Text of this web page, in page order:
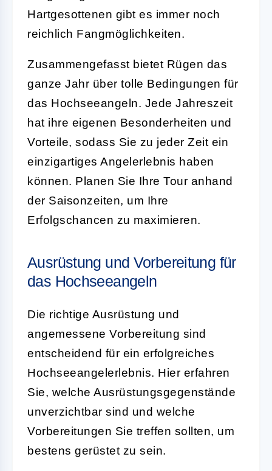
Hartgesottenen gibt es immer noch
reichlich Fangmöglichkeiten.
Zusammengefasst bietet Rügen das
ganze Jahr über tolle Bedingungen für
das Hochseeangeln. Jede Jahreszeit
hat ihre eigenen Besonderheiten und
Vorteile, sodass Sie zu jeder Zeit ein
einzigartiges Angelerlebnis haben
können. Planen Sie Ihre Tour anhand
der Saisonzeiten, um Ihre
Erfolgschancen zu maximieren.
Ausrüstung und Vorbereitung für
das Hochseeangeln
Die richtige Ausrüstung und
angemessene Vorbereitung sind
entscheidend für ein erfolgreiches
Hochseeangelerlebnis. Hier erfahren
Sie, welche Ausrüstungsgegenstände
unverzichtbar sind und welche
Vorbereitungen Sie treffen sollten, um
bestens gerüstet zu sein.